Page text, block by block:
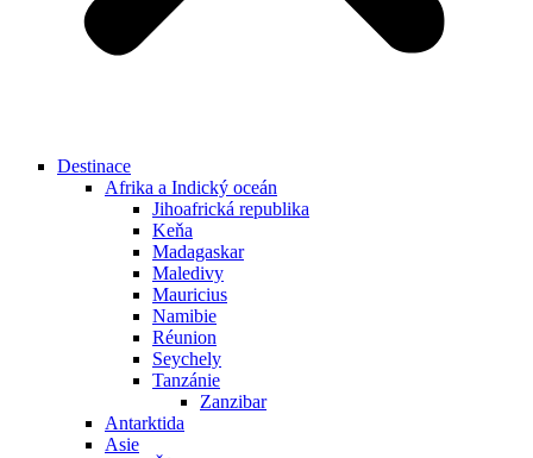
Destinace
Afrika a Indický oceán
Jihoafrická republika
Keňa
Madagaskar
Maledivy
Mauricius
Namibie
Réunion
Seychely
Tanzánie
Zanzibar
Antarktida
Asie